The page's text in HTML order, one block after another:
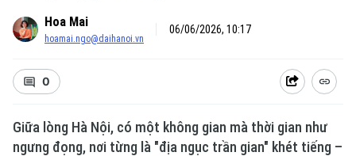
Xu hướng
Hoa Mai
hoamai.ngo@daihanoi.vn
06/06/2026, 10:17
0
Giữa lòng Hà Nội, có một không gian mà thời gian như
ngưng đọng, nơi từng là "địa ngục trần gian" khét tiếng –